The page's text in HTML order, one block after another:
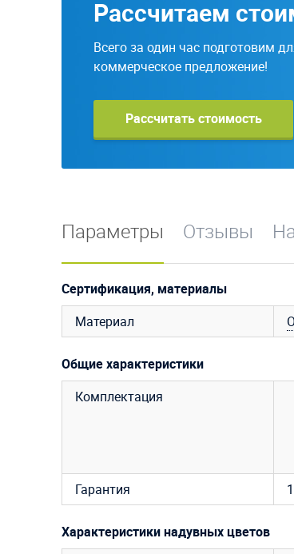
Рассчитаем
Всего за один час подготовим
коммерческое предложение!
Рассчитать стоимость
Параметры Отзывы
Сертификация, материалы
Материал
Общие характеристики
Комплектация
Гарантия
Характеристики надувных цветов